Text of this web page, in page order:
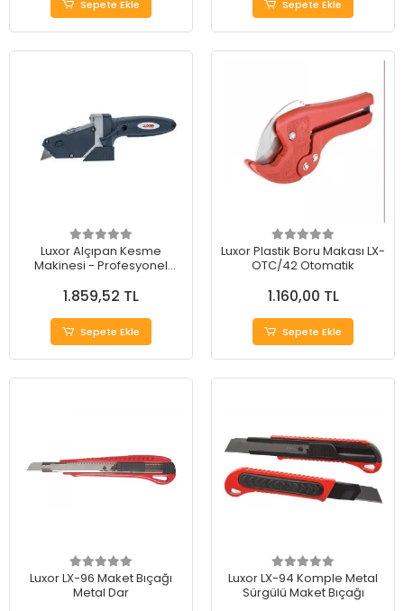
Sepete Ekle Sepete Ekle
Luxor Alçıpan Kesme
Makinesi - Profesyonel
1.859,52 TL
Sepete Ekle
Luxor Plastik Boru Makası LX-
OTC/42 Otomatik
1.160,00 TL
Sepete Ekle
Luxor LX-96 Maket Bıçağı
Metal Dar
Luxor LX-94 Komple Metal
Sürgülü Maket Bıçağı